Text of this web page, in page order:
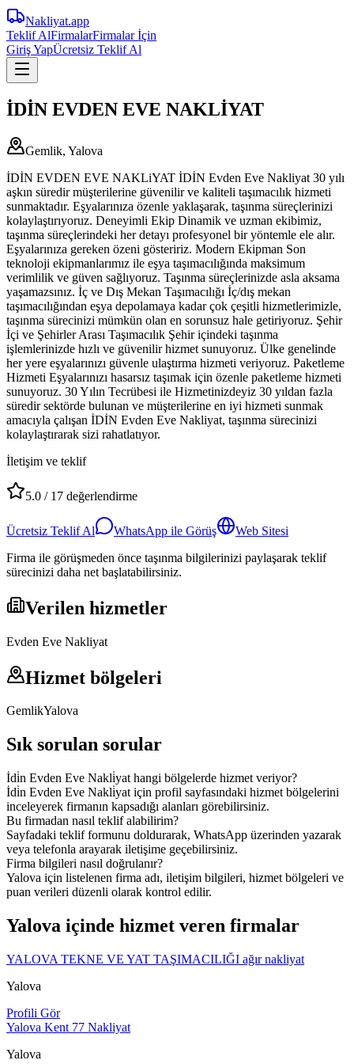
Nakliyat.app
Teklif AlFirmalarFirmalar İçin
Giriş YapÜcretsiz Teklif Al
İDİN EVDEN EVE NAKLİYAT
Gemlik, Yalova
İDİN EVDEN EVE NAKLiYAT İDİN Evden Eve Nakliyat 30 yılı
aşkın süredir müşterilerine güvenilir ve kaliteli taşımacılık hizmeti
sunmaktadır. Eşyalarınıza özenle yaklaşarak, taşınma süreçlerinizi
kolaylaştırıyoruz. Deneyimli Ekip Dinamik ve uzman ekibimiz,
taşınma süreçlerindeki her detayı profesyonel bir yöntemle ele alır.
Eşyalarınıza gereken özeni gösteririz. Modern Ekipman Son
teknoloji ekipmanlarımız ile eşya taşımacılığında maksimum
verimlilik ve güven sağlıyoruz. Taşınma süreçlerinizde asla aksama
yaşamazsınız. İç ve Dış Mekan Taşımacılığı İç/dış mekan
taşımacılığından eşya depolamaya kadar çok çeşitli hizmetlerimizle,
taşınma sürecinizi mümkün olan en sorunsuz hale getiriyoruz. Şehir
İçi ve Şehirler Arası Taşımacılık Şehir içindeki taşınma
işlemlerinizde hızlı ve güvenilir hizmet sunuyoruz. Ülke genelinde
her yere eşyalarınızı güvenle ulaştırma hizmeti veriyoruz. Paketleme
Hizmeti Eşyalarınızı hasarsız taşımak için özenle paketleme hizmeti
sunuyoruz. 30 Yılın Tecrübesi ile Hizmetinizdeyiz 30 yıldan fazla
süredir sektörde bulunan ve müşterilerine en iyi hizmeti sunmak
amacıyla çalışan İDİN Evden Eve Nakliyat, taşınma sürecinizi
kolaylaştırarak sizi rahatlatıyor.
İletişim ve teklif
5.0 / 17 değerlendirme
Ücretsiz Teklif Al WhatsApp ile Görüş
Web Sitesi
Firma ile görüşmeden önce taşınma bilgilerinizi paylaşarak teklif
sürecinizi daha net başlatabilirsiniz.
Verilen hizmetler
Evden Eve Nakliyat
Hizmet bölgeleri
GemlikYalova
Sık sorulan sorular
İdi̇n Evden Eve Nakli̇yat hangi bölgelerde hizmet veriyor?
İdi̇n Evden Eve Nakli̇yat için profil sayfasındaki hizmet bölgelerini
inceleyerek firmanın kapsadığı alanları görebilirsiniz.
Bu firmadan nasıl teklif alabilirim?
Sayfadaki teklif formunu doldurarak, WhatsApp üzerinden yazarak
veya telefonla arayarak iletişime geçebilirsiniz.
Firma bilgileri nasıl doğrulanır?
Yalova için listelenen firma adı, iletişim bilgileri, hizmet bölgeleri ve
puan verileri düzenli olarak kontrol edilir.
Yalova içinde hizmet veren firmalar
YALOVA TEKNE VE YAT TAŞIMACILIĞI ağır nakliyat
Yalova
Profili Gör
Yalova Kent 77 Nakliyat
Yalova